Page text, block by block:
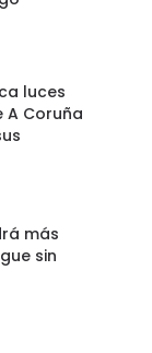
luces
A Coruña
más
sin